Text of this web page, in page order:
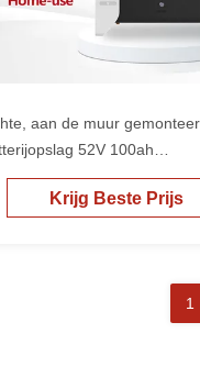
aan de muur
52V 100ah
Krijg Beste Prijs
1